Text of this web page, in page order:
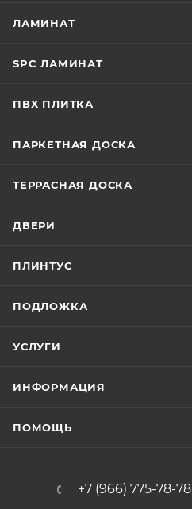
ЛАМИНАТ
SPC ЛАМИНАТ
ПВХ ПЛИТКА
ПАРКЕТНАЯ ДОСКА
ТЕРРАСНАЯ ДОСКА
ДВЕРИ
ПЛИНТУС
ПОДЛОЖКА
УСЛУГИ
ИНФОРМАЦИЯ
ПОМОЩЬ
+7 (966) 775-78-78